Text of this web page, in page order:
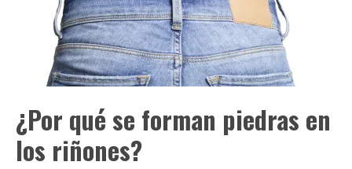
¿Por qué se forman piedras en
los riñones?